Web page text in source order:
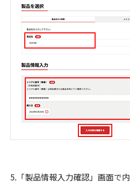
5.「製品情報入力確認」画面で